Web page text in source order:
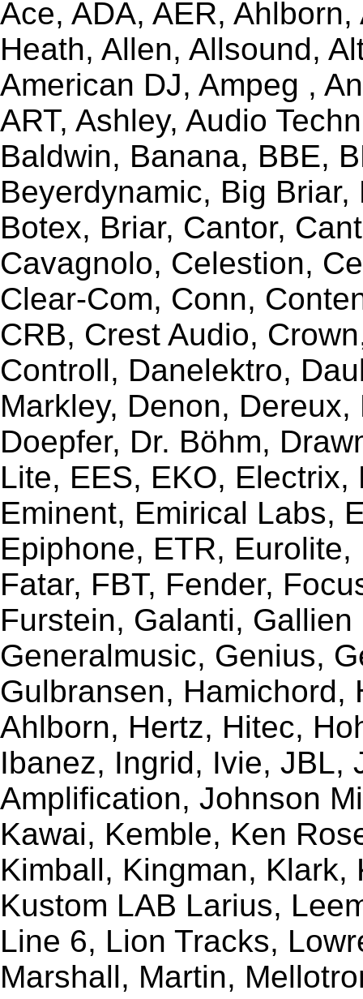
Ace, ADA, AER,
Heath, Allen, Allsound,
American DJ, Ampeg ,
ART, Ashley, Audio
Baldwin, Banana, BBE,
Beyerdynamic, Big
Botex, Briar, Cantor,
Cavagnolo, Celestion,
Clear-Com, Conn,
CRB, Crest Audio,
Controll, Danelektro,
Markley, Denon,
Doepfer, Dr. Böhm,
Lite, EES, EKO,
Eminent, Emirical Labs,
Epiphone, ETR,
Fatar, FBT, Fender,
Furstein, Galanti,
Generalmusic, Genius,
Gulbransen, Hamichord,
Ahlborn, Hertz, Hitec,
Ibanez, Ingrid, Ivie, JBL,
Amplification, Johnson
Kawai, Kemble, Ken
Kimball, Kingman,
Kustom LAB Larius,
Line 6, Lion Tracks,
Marshall, Martin,